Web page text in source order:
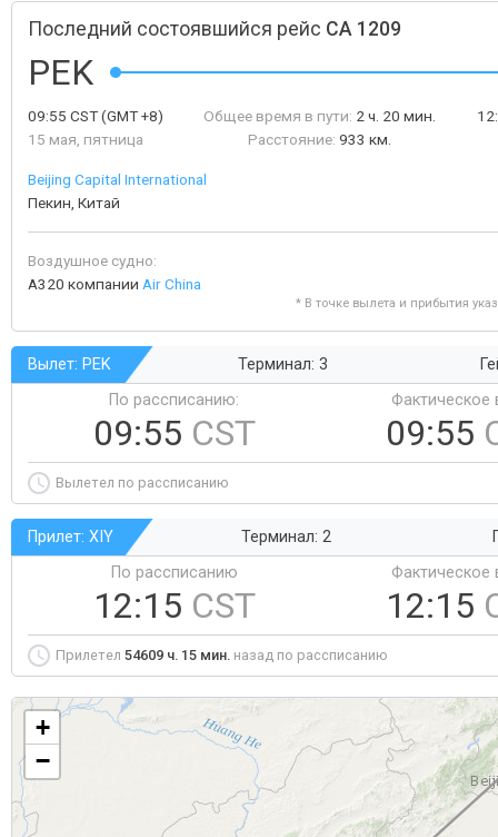
Последний состоявшийся рейс CA 1209
PEK
09:55 CST(GMT +8)
15 мая, пятница
Общее время в пути: 2 ч. 20 мин.
Расстояние: 933 км.
Beijing Capital International
Пекин, Китай
Воздушное судно:
A320 компании Air China
* В точке вылета и прибытия
Вылет: PEK Терминал: 3
По рассписанию:
09:55 CST
Фактическое
09:55
Вылетел по рассписанию
Прилет: XIY Терминал: 2
По рассписанию
12:15 CST
Фактическое
12:15
Прилетел 54609 ч. 15 мин. назад по рассписанию
+
−